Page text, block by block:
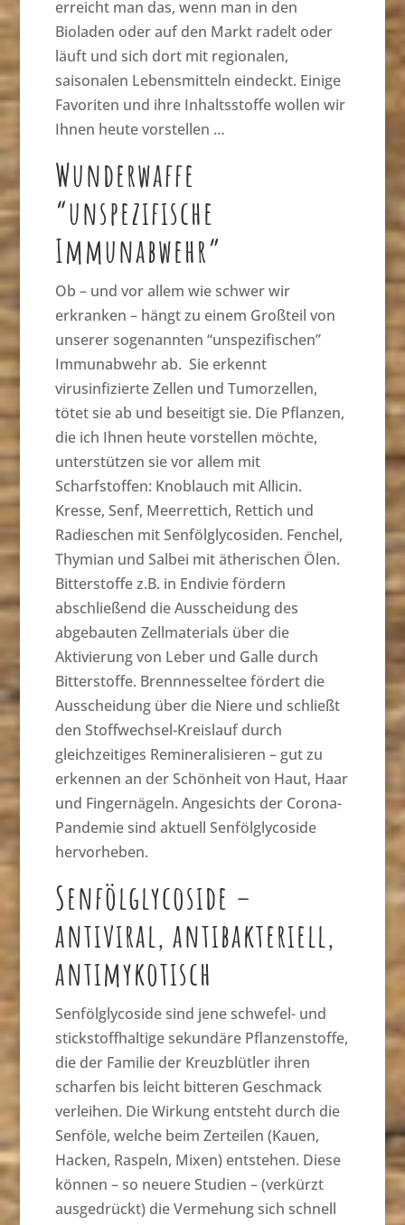
erreicht man das, wenn man in den
Bioladen oder auf den Markt radelt oder
läuft und sich dort mit regionalen,
saisonalen Lebensmitteln eindeckt. Einige
Favoriten und ihre Inhaltsstoffe wollen wir
Ihnen heute vorstellen …
Wunderwaffe
“unspezifische
Immunabwehr”
Ob – und vor allem wie schwer wir
erkranken – hängt zu einem Großteil von
unserer sogenannten “unspezifischen”
Immunabwehr ab. Sie erkennt
virusinfizierte Zellen und Tumorzellen,
tötet sie ab und beseitigt sie. Die Pflanzen,
die ich Ihnen heute vorstellen möchte,
unterstützen sie vor allem mit
Scharfstoffen: Knoblauch mit Allicin.
Kresse, Senf, Meerrettich, Rettich und
Radieschen mit Senfölglycosiden. Fenchel,
Thymian und Salbei mit ätherischen Ölen.
Bitterstoffe z.B. in Endivie fördern
abschließend die Ausscheidung des
abgebauten Zellmaterials über die
Aktivierung von Leber und Galle durch
Bitterstoffe. Brennnesseltee fördert die
Ausscheidung über die Niere und schließt
den Stoffwechsel-Kreislauf durch
gleichzeitiges Remineralisieren – gut zu
erkennen an der Schönheit von Haut, Haar
und Fingernägeln. Angesichts der Corona-
Pandemie sind aktuell Senfölglycoside
hervorheben.
Senfölglycoside –
antiviral, antibakteriell,
antimykotisch
Senfölglycoside sind jene schwefel- und
stickstoffhaltige sekundäre Pflanzenstoffe,
die der Familie der Kreuzblütler ihren
scharfen bis leicht bitteren Geschmack
verleihen. Die Wirkung entsteht durch die
Senföle, welche beim Zerteilen (Kauen,
Hacken, Raspeln, Mixen) entstehen. Diese
können – so neuere Studien – (verkürzt
ausgedrückt) die Vermehung sich schnell